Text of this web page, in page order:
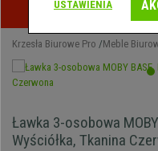
Krzesła Biurowe Pro Meble
Ławka 3-osobowa
Wyściółka, Tkanina
USTAWIENIA